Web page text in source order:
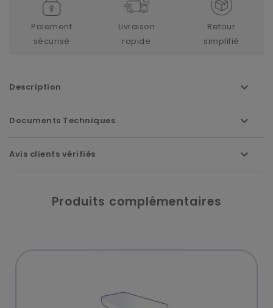
Paiement
sécurisé
Livraison
rapide
Retour
simplifié
Description
Documents Techniques
Avis clients vérifiés
Produits complémentaires